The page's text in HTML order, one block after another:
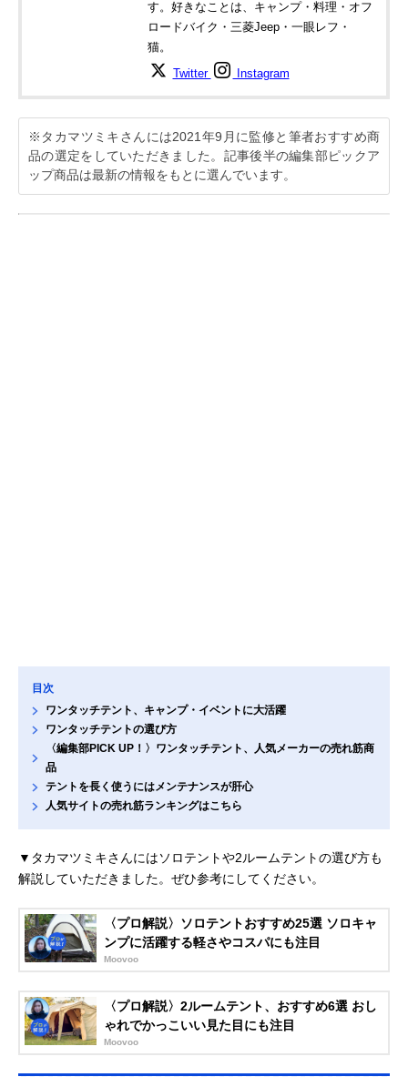
す。好きなことは、キャンプ・料理・オフ
ロードバイク・三菱Jeep・一眼レフ・
猫。
Twitter Instagram
※タカマツミキさんには2021年9月に監修と筆者おすすめ商
品の選定をしていただきました。記事後半の編集部ピックア
ップ商品は最新の情報をもとに選んでいます。
目次
ワンタッチテント、キャンプ・イベントに大活躍
ワンタッチテントの選び方
〈編集部PICK UP！〉ワンタッチテント、人気メーカーの売れ筋商
品
テントを長く使うにはメンテナンスが肝心
人気サイトの売れ筋ランキングはこちら
▼タカマツミキさんにはソロテントや2ルームテントの選び方も
解説していただきました。ぜひ参考にしてください。
〈プロ解説〉ソロテントおすすめ25選 ソロキャ
ンプに活躍する軽さやコスパにも注目
Moovoo
〈プロ解説〉2ルームテント、おすすめ6選 おし
ゃれでかっこいい見た目にも注目
Moovoo